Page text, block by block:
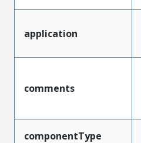
application
comments
componentType